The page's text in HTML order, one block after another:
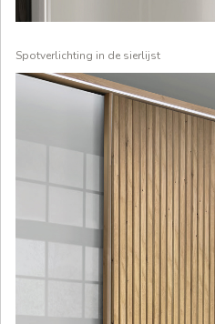
Spotverlichting in de sierlijst